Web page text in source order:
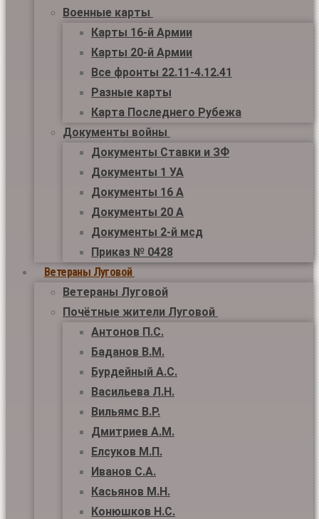
Военные карты
Карты 16-й Армии
Карты 20-й Армии
Все фронты 22.11-4.12.41
Разные карты
Карта Последнего Рубежа
Документы войны
Документы Ставки и ЗФ
Документы 1 УА
Документы 16 А
Документы 20 А
Документы 2-й мсд
Приказ № 0428
Ветераны Луговой
Ветераны Луговой
Почётные жители Луговой
Антонов П.С.
Баданов В.М.
Бурдейный А.С.
Васильева Л.Н.
Вильямс В.Р.
Дмитриев А.М.
Елсуков М.П.
Иванов С.А.
Касьянов М.Н.
Конюшков Н.С.